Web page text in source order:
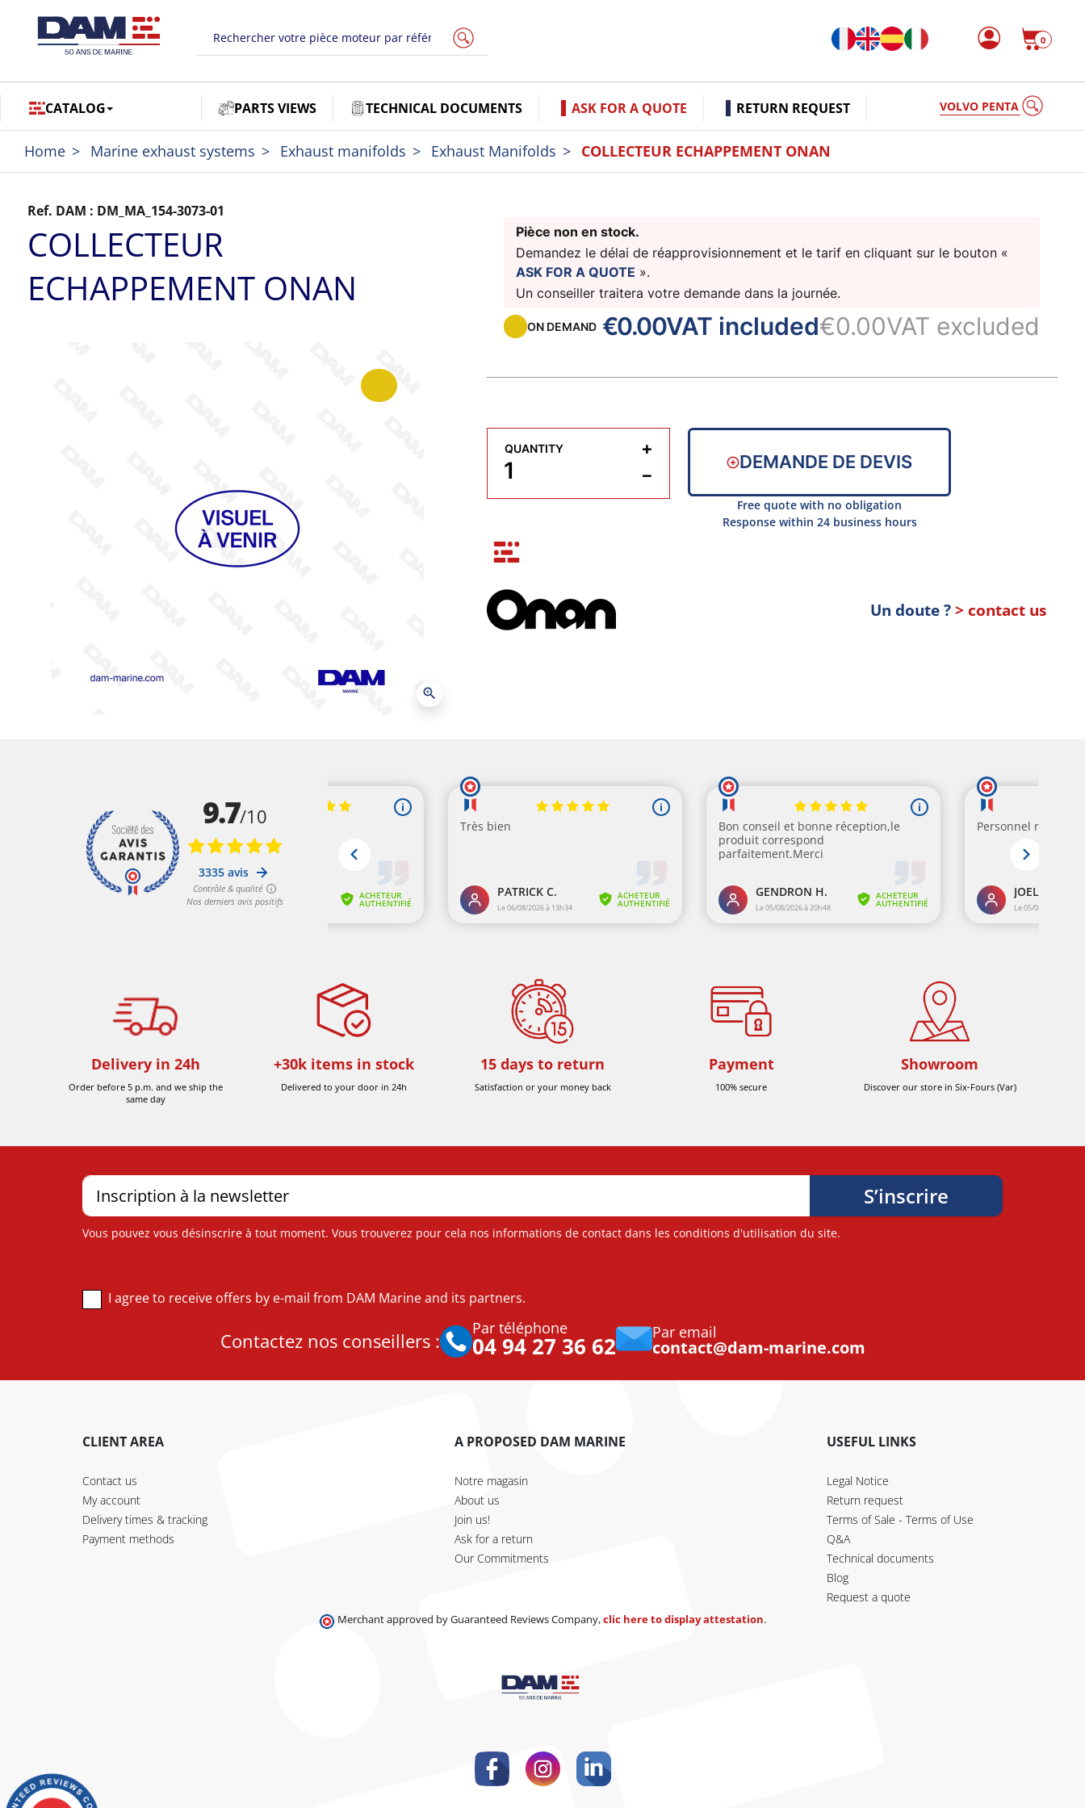
0
CATALOG PARTS VIEWS TECHNICAL DOCUMENTS ASK FOR A QUOTE RETURN REQUEST VOLVO PENTA
Home Marine exhaust systems Exhaust manifolds Exhaust Manifolds COLLECTEUR ECHAPPEMENT ONAN
Ref. DAM : DM_MA_154-3073-01
COLLECTEUR
ECHAPPEMENT ONAN
zoom_in
Pièce non en stock.
Demandez le délai de réapprovisionnement et le tarif en cliquant sur le bouton «
ASK FOR A QUOTE ».
Un conseiller traitera votre demande dans la journée.
ON DEMAND €0.00VAT included€0.00VAT excluded
QUANTITY
−
+
DEMANDE DE DEVIS
Free quote with no obligation
Response within 24 business hours
Un doute ?> contact us
Delivery in 24h
Order before 5 p.m. and we ship the
same day
+30k items in stock
Delivered to your door in 24h
15 days to return
Satisfaction or your money back
Payment
100% secure
Showroom
Discover our store in Six-Fours (Var)
Vous pouvez vous désinscrire à tout moment. Vous trouverez pour cela nos informations de contact dans les conditions d'utilisation du site.
I agree to receive offers by e-mail from DAM Marine and its partners.
Contactez nos conseillers :
Par téléphone
04 94 27 36 62 Par email
contact@dam-marine.com
CLIENT AREA
Contact us
My account
Delivery times & tracking
Payment methods
A PROPOSED DAM MARINE
Notre magasin
About us
Join us!
Ask for a return
Our Commitments
USEFUL LINKS
Legal Notice
Return request
Terms of Sale - Terms of Use
Q&A
Technical documents
Blog
Request a quote
Merchant approved by Guaranteed Reviews Company,clic here to display attestation.